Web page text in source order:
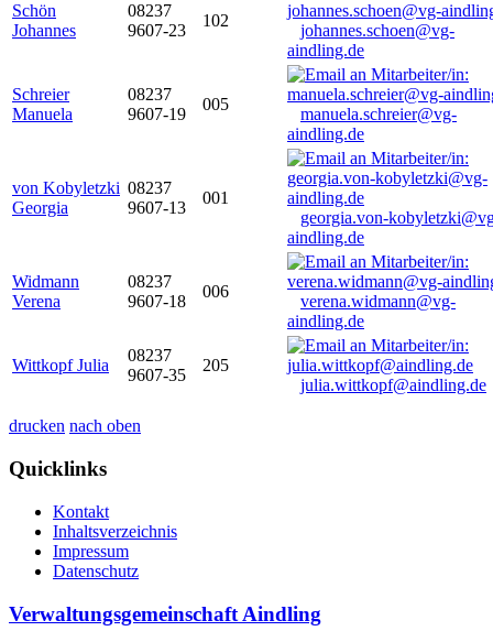
Schön
Johannes
08237
9607-23
102
johannes.schoen@vg-
aindling.de
Schreier
Manuela
08237
9607-19
005
manuela.schreier@vg-
aindling.de
von Kobyletzki
Georgia
08237
9607-13
001
georgia.von-
aindling.de
Widmann
Verena
08237
9607-18
006
verena.widmann@vg-
aindling.de
Wittkopf Julia
08237
9607-35
205
julia.wittkopf@aindling.de
drucken nach oben
Quicklinks
Kontakt
Inhaltsverzeichnis
Impressum
Datenschutz
Verwaltungsgemeinschaft Aindling